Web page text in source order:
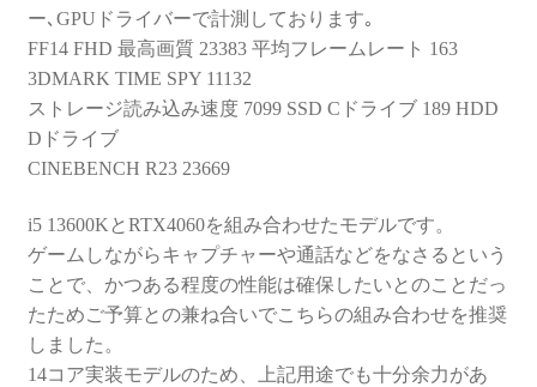
ー､GPUドライバーで計測しております｡
FF14 FHD 最高画質 23383 平均フレームレート 163
3DMARK TIME SPY 11132
ストレージ読み込み速度 7099 SSD Cドライブ 189 HDD
Dドライブ
CINEBENCH R23 23669
i5 13600KとRTX4060を組み合わせたモデルです。
ゲームしながらキャプチャーや通話などをなさるという
ことで、かつある程度の性能は確保したいとのことだっ
たためご予算との兼ね合いでこちらの組み合わせを推奨
しました。
14コア実装モデルのため、上記用途でも十分余力があ